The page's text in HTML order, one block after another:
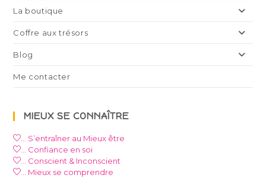
La boutique
Coffre aux trésors
Blog
Me contacter
MIEUX SE CONNAÎTRE
… S’entraîner au Mieux être
… Confiance en soi
… Conscient & Inconscient
… Mieux se comprendre